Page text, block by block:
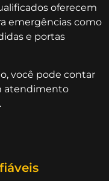
oferecem
emergências como
e portas
você pode contar
atendimento